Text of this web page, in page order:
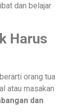
dan belajar
Harus
orang tua
atau masakan
dan